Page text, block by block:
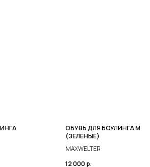
ОБУВЬ ДЛЯ БОУЛИНГА
(ЗЕЛЕНЫЕ)
MAXWELTER
12 000 р.